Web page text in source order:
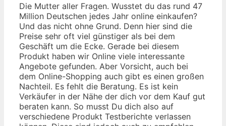
Die Mutter aller Fragen. Wusstet du das rund 47
Million Deutschen jedes Jahr online einkaufen?
Und das nicht ohne Grund. Denn hier sind die
Preise sehr oft viel günstiger als bei dem
Geschäft um die Ecke. Gerade bei diesem
Produkt haben wir Online viele interessante
Angebote gefunden. Aber Vorsicht, auch bei
dem Online-Shopping auch gibt es einen großen
Nachteil. Es fehlt die Beratung. Es ist kein
Verkäufer in der Nähe der dich vor dem Kauf gut
beraten kann. So musst Du dich also auf
verschiedene Produkt Testberichte verlassen